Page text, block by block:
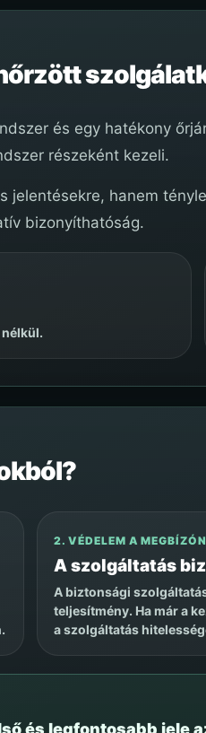
és egy hatékony
részeként kezeli.
jelentésekre, hanem
bizonyíthatóság.
2. VÉDELEM A
A szolgáltatás
A biztonsági
teljesítmény. Ha már a
a szolgáltatás
és legfontosabb jele